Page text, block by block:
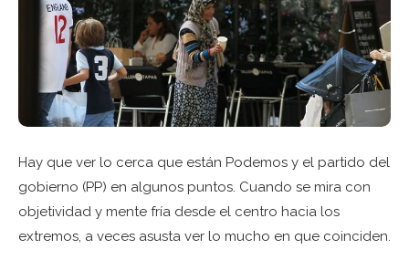
Hay que ver lo cerca que están Podemos y el partido del
gobierno (PP) en algunos puntos. Cuando se mira con
objetividad y mente fría desde el centro hacia los
extremos, a veces asusta ver lo mucho en que coinciden.